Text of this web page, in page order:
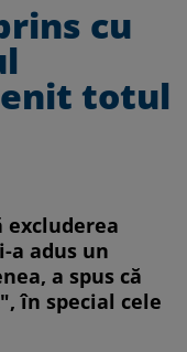
cu
totul
excluderea
a adus un
a spus că
în special cele